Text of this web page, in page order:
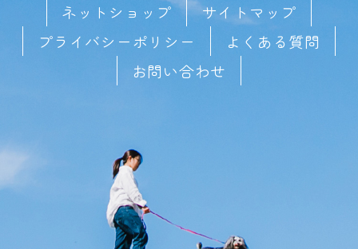
ネットショップ
サイトマップ
プライバシーポリシー
よくある質問
お問い合わせ